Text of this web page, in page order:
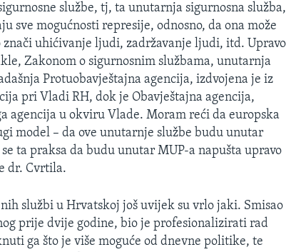
službe, tj, ta unutarnja sigurnosna služba,
sve mogućnosti represije, odnosno, da ona može
uhićivanje ljudi, zadržavanje ljudi, itd. Upravo
Zakonom o sigurnosnim službama, unutarnja
Protuobavještajna agencija, izdvojena je iz
pri Vladi RH, dok je Obavještajna agencija,
agencija u okviru Vlade. Moram reći da europska
model – da ove unutarnje službe budu unutar
ta praksa da budu unutar MUP-a napušta upravo
dr. Cvrtila.
službi u Hrvatskoj još uvijek su vrlo jaki. Smisao
prije dvije godine, bio je profesionalizirati rad
ga što je više moguće od dnevne politike, te